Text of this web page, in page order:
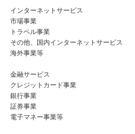
インターネットサービス
市場事業
トラベル事業
その他、国内インターネットサービス
海外事業等
金融サービス
クレジットカード事業
銀行事業
証券事業
電子マネー事業等